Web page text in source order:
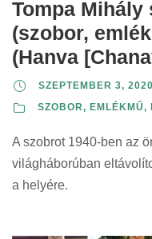
Tompa Mihály
(szobor,
(Hanva
SZEPTEMBER 3, 2020
SZOBOR, EMLÉKMŰ,
A szobrot 1940-ben az
világháborúban
a helyére.